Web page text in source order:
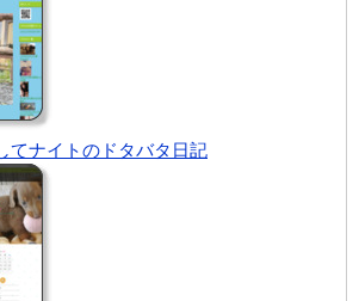
てナイトのドタバタ日記